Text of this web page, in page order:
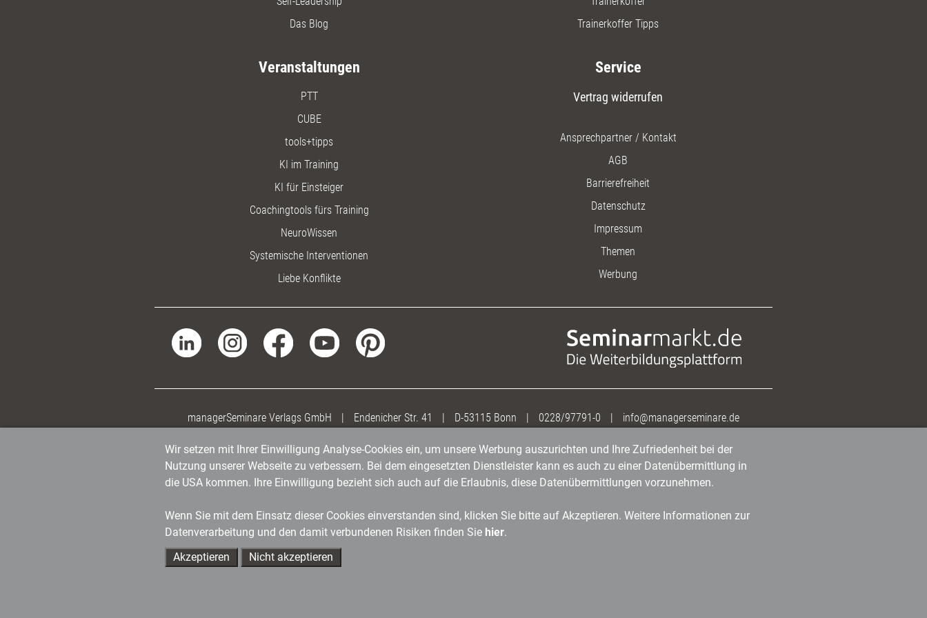
Das Blog
Trainerkoffer Tipps
Veranstaltungen
PTT
CUBE
tools+tipps
KI im Training
KI für Einsteiger
Coachingtools fürs Training
NeuroWissen
Systemische Interventionen
Liebe Konflikte
Service
Vertrag widerrufen
Ansprechpartner / Kontakt
AGB
Barrierefreiheit
Datenschutz
Impressum
Themen
Werbung
managerSeminare Verlags GmbH Endenicher Str. 41 D-53115 Bonn 0228/97791-0 info@managerseminare.de
Wir setzen mit Ihrer Einwilligung Analyse-Cookies ein, um unsere Werbung auszurichten und Ihre Zufriedenheit bei der
Nutzung unserer Webseite zu verbessern. Bei dem eingesetzten Dienstleister kann es auch zu einer Datenübermittlung in
die USA kommen. Ihre Einwilligung bezieht sich auch auf die Erlaubnis, diese Datenübermittlungen vorzunehmen.
Wenn Sie mit dem Einsatz dieser Cookies einverstanden sind, klicken Sie bitte auf Akzeptieren. Weitere Informationen zur
Datenverarbeitung und den damit verbundenen Risiken finden Sie hier.
Akzeptieren
Nicht akzeptieren